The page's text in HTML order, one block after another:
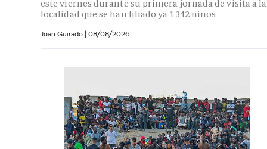
este viernes durante su primera jornada de visita a la
localidad que se han filiado ya 1.342 niños
Joan Guirado | 08/08/2026